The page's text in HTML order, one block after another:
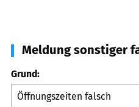
Meldung sonstiger
Grund: